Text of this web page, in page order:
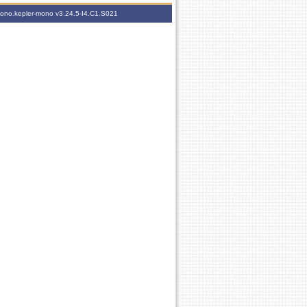
mono v3.24.5-I4.C1.S021